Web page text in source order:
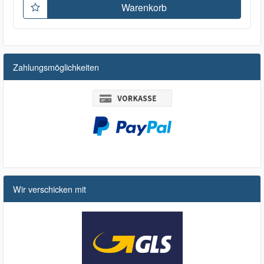
Warenkorb
Zahlungsmöglichkeiten
Wir verschicken mit